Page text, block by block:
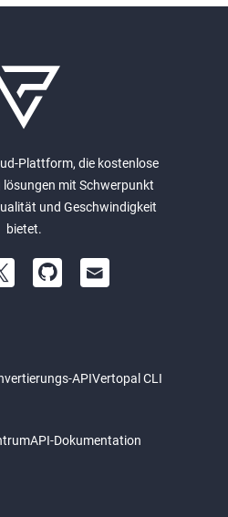
Plattform, die kostenlose
mit Schwerpunkt
und Geschwindigkeit
bietet.
APIVertopal CLI
API-Dokumentation